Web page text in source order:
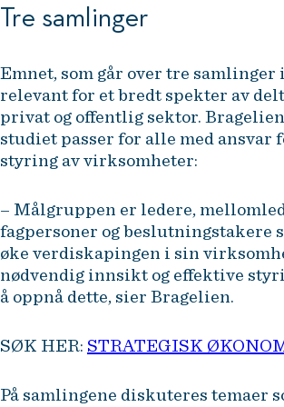
Tre samlinger
Emnet, som går over tre samlinger
relevant for et bredt spekter av
privat og offentlig sektor.
studiet passer for alle med ansvar
styring av virksomheter:
– Målgruppen er ledere,
fagpersoner og beslutningstakere
øke verdiskapingen i sin
nødvendig innsikt og effektive
å oppnå dette, sier Bragelien.
SØK HER: STRATEGISK
På samlingene diskuteres temaer